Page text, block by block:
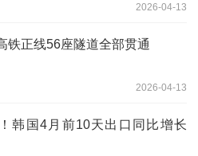
2026-04-13
铁正线56座隧道全部贯通
2026-04-13
韩国4月前10天出口同比增长